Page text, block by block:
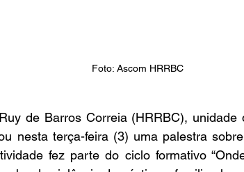
Foto: Ascom HRRBC
de Barros Correia (HRRBC),
nesta terça-feira (3) uma palestra
fez parte do ciclo formativo